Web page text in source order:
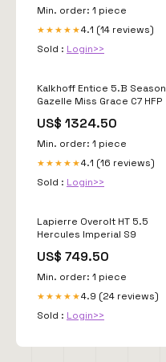
Min. order: 1 piece
★★★★★4.1 (14 reviews)
Sold : Login>>
Kalkhoff Entice 5.B Season
Gazelle Miss Grace C7 HFP
US$ 1324.50
Min. order: 1 piece
★★★★★4.1 (16 reviews)
Sold : Login>>
Lapierre Overolt HT 5.5
Hercules Imperial S9
US$ 749.50
Min. order: 1 piece
★★★★★4.9 (24 reviews)
Sold : Login>>